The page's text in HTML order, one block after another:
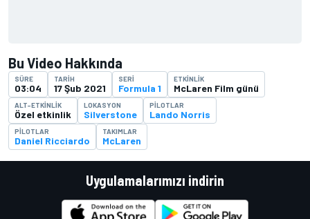
Bu Video Hakkında
SÜRE
03:04
TARIH
17 Şub 2021
SERI
Formula 1
ETKINLIK
McLaren Film günü
ALT-ETKINLIK
Özel etkinlik
LOKASYON
Silverstone
PILOTLAR
Lando Norris
PILOTLAR
Daniel Ricciardo
TAKIMLAR
McLaren
Uygulamalarımızı indirin